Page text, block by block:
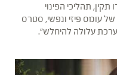
תהליכי הפינוי
עומס פיזי ונפשי, סטרס
עלולה להיחלש".